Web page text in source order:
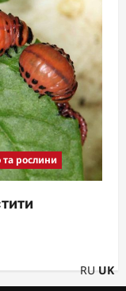
та рослини
RU UK